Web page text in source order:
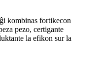
kombinas fortikecon
pezo, certigante
la efikon sur la